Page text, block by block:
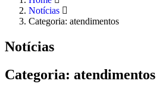
Notícias
Categoria: atendimentos
Notícias
Categoria: atendimentos